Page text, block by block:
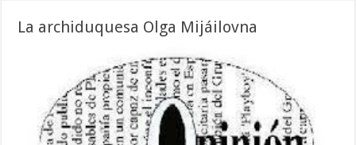
La archiduquesa Olga Mijáilovna